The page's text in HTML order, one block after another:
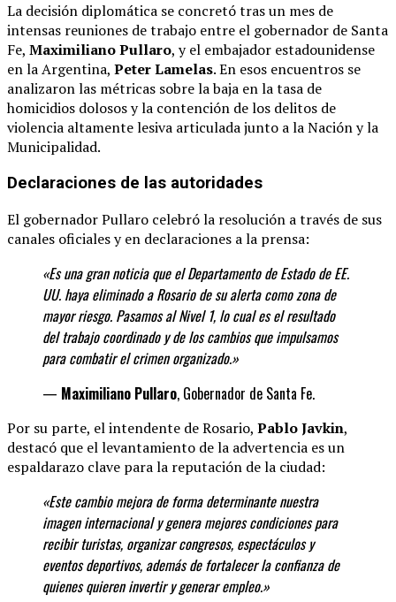
La decisión diplomática se concretó tras un mes de
intensas reuniones de trabajo entre el gobernador de Santa
Fe, Maximiliano Pullaro, y el embajador estadounidense
en la Argentina, Peter Lamelas.En esos encuentros se
analizaron las métricas sobre la baja en la tasa de
homicidios dolosos y la contención de los delitos de
violencia altamente lesiva articulada junto a la Nación y la
Municipalidad.
Declaraciones de las autoridades
El gobernador Pullaro celebró la resolución a través de sus
canales oficiales y en declaraciones a la prensa:
«Es una gran noticia que el Departamento de Estado de EE.
UU. haya eliminado a Rosario de su alerta como zona de
mayor riesgo. Pasamos al Nivel 1, lo cual es el resultado
del trabajo coordinado y de los cambios que impulsamos
para combatir el crimen organizado.»
— Maximiliano Pullaro, Gobernador de Santa Fe.
Por su parte, el intendente de Rosario, Pablo Javkin,
destacó que el levantamiento de la advertencia es un
espaldarazo clave para la reputación de la ciudad:
«Este cambio mejora de forma determinantenuestra
imagen internacional y genera mejores condiciones para
recibir turistas, organizar congresos, espectáculos y
eventos deportivos, además de fortalecer la confianza de
quienes quieren invertir y generarempleo.»